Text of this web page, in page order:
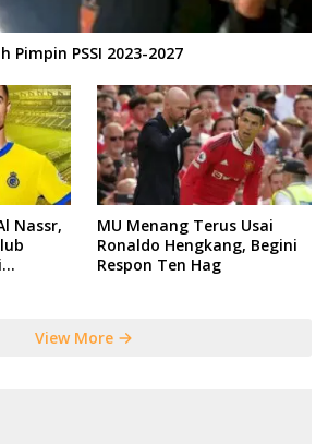
Pimpin PSSI 2023-2027
Nassr,
MU Menang Terus Usai
Ronaldo Hengkang, Begini
Respon Ten Hag
View More